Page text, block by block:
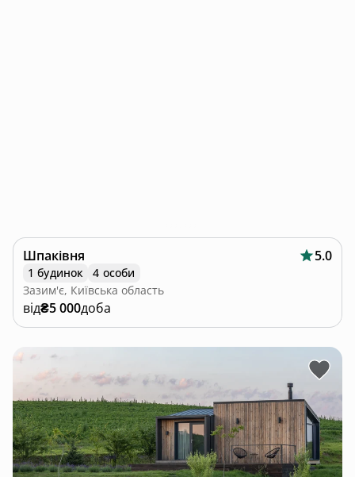
Шпаківня 5.0
1 будинок
4 особи
Зазим'є, Київська область
від₴5 000доба